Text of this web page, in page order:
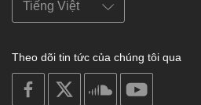
Theo dõi tin tức của chúng tôi qua
on
facebook
soundcloud